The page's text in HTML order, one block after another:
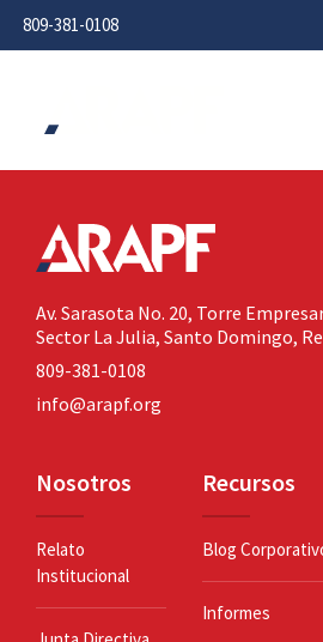
809-381-0108
Av. Sarasota No. 20, Torre
Sector La Julia, Santo Domingo,
809-381-0108
info@arapf.org
Nosotros
Relato
Institucional
Recursos
Blog
Informes